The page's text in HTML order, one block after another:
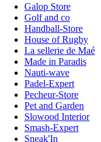
Galop Store
Golf and co
Handball-Store
House of Rugby
La sellerie de Maé
Made in Paradis
Nauti-wave
Padel-Expert
Pecheur-Store
Pet and Garden
Slowood Interior
Smash-Expert
Sneak'In